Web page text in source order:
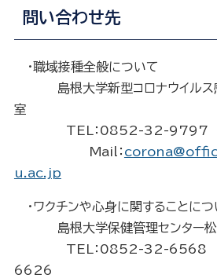
問い合わせ先
・職域接種全般について
島根大学新型コロナウイルス
室
TEL：0852-32-9797
Mail：
u.ac.jp
・ワクチンや心身に関することにつ
島根大学保健管理センター松
TEL：0852-32-6568
6626